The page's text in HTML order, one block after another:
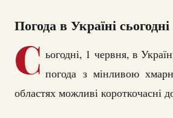
Погода в Україні сьогодні
С ьогодні, 1 червня, в
погода з мінливою
областях можливі короткочасні